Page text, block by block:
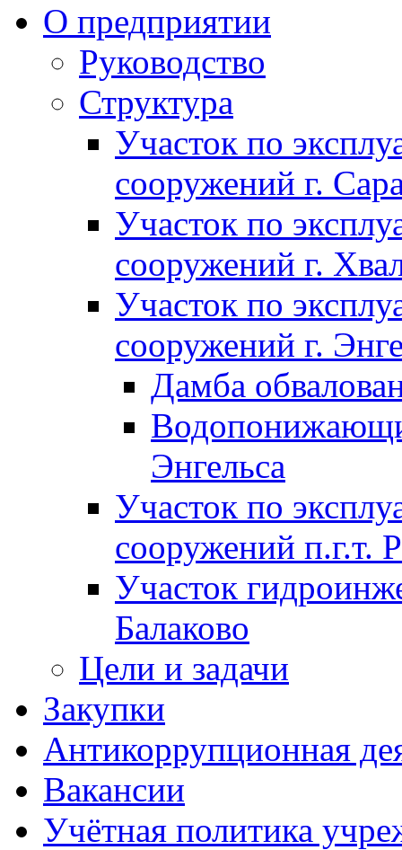
О предприятии
Руководство
Структура
Участок по
сооружений г.
Участок по
сооружений г.
Участок по
сооружений г.
Дамба
Энгельса
Участок по
сооружений п.г.т.
Участок
Балаково
Цели и задачи
Закупки
Антикоррупционная
Вакансии
Учётная политика